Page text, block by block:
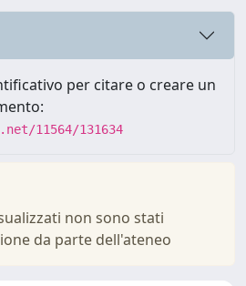
per citare o creare un
11564/131634
non sono stati
da parte dell'ateneo